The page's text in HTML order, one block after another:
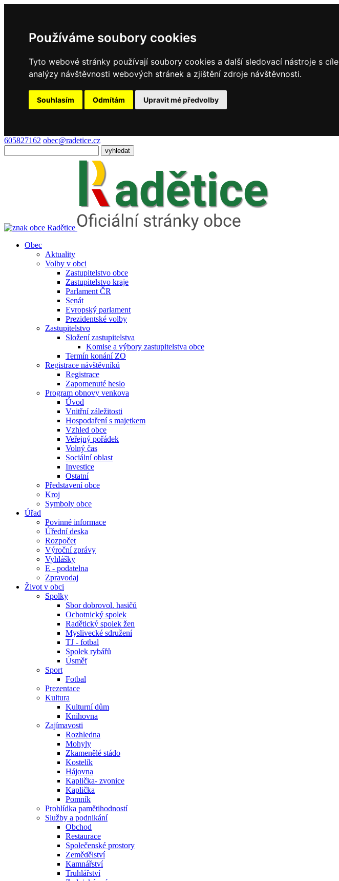
Používáme soubory cookies
Tyto webové stránky používají soubory cookies a další sledovací nástroje s
analýzy návštěvnosti webových stránek a zjištění zdroje návštěvnosti.
Souhlasím Odmítám Upravit mé předvolby
605827162 obec@radetice.cz
Obec
Aktuality
Volby v obci
Zastupitelstvo obce
Zastupitelstvo kraje
Parlament ČR
Senát
Evropský parlament
Prezidentské volby
Zastupitelstvo
Složení zastupitelstva
Komise a výbory zastupitelstva obce
Termín konání ZO
Registrace návštěvníků
Registrace
Zapomenuté heslo
Program obnovy venkova
Úvod
Vnitřní záležitosti
Hospodaření s majetkem
Vzhled obce
Veřejný pořádek
Volný čas
Sociální oblast
Investice
Ostatní
Představení obce
Kroj
Symboly obce
Úřad
Povinné informace
Úřední deska
Rozpočet
Výroční zprávy
Vyhlášky
E - podatelna
Zpravodaj
Život v obci
Spolky
Sbor dobrovol. hasičů
Ochotnický spolek
Radětický spolek žen
Myslivecké sdružení
TJ - fotbal
Spolek rybářů
Úsměf
Sport
Fotbal
Prezentace
Kultura
Kulturní dům
Knihovna
Zajímavosti
Rozhledna
Mohyly
Zkamenělé stádo
Kostelík
Hájovna
Kaplička- zvonice
Kaplička
Pomník
Prohlídka pamětihodností
Služby a podnikání
Obchod
Restaurace
Společenské prostory
Zemědělství
Kamnářství
Truhlářství